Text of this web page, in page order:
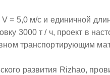
= 5,0 м/с и единичной
3000 т / ч, проект в
транспортирующим
развития Rizhao,